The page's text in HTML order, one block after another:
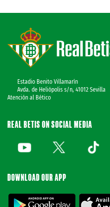
Estadio Benito Villamarín
Avda. de Heliópolis s/n, 41012 Sevilla
Atención al Bético
REAL BETIS ON SOCIAL MEDIA
DOWNLOAD OUR APP